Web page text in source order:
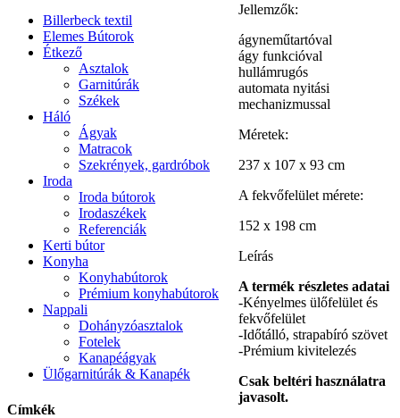
Jellemzők:
ágyneműtartóval
ágy funkcióval
hullámrugós
automata nyitási
mechanizmussal
Méretek:
237 x 107 x 93 cm
A fekvőfelület mérete:
152 x 198 cm
Leírás
A termék részletes adatai
-Kényelmes ülőfelület és
fekvőfelület
-Időtálló, strapabíró szövet
-Prémium kivitelezés
Csak beltéri használatra
javasolt.
Billerbeck textil
Elemes Bútorok
Étkező
Asztalok
Garnitúrák
Székek
Háló
Ágyak
Matracok
Szekrények, gardróbok
Iroda
Iroda bútorok
Irodaszékek
Referenciák
Kerti bútor
Konyha
Konyhabútorok
Prémium konyhabútorok
Nappali
Dohányzóasztalok
Fotelek
Kanapéágyak
Ülőgarnitúrák & Kanapék
Címkék